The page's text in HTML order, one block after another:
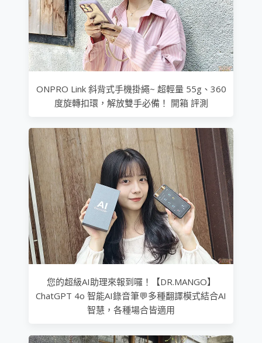
ONPRO Link 斜背式手機掛繩~ 超輕量 55g、360
度旋轉扣環，解放雙手必備！ 開箱 評測
您的超級AI助理來報到囉！【DR.MANGO】
ChatGPT 4o 智能AI錄音筆💬多種翻譯模式結合AI
智慧，各種場合皆適用